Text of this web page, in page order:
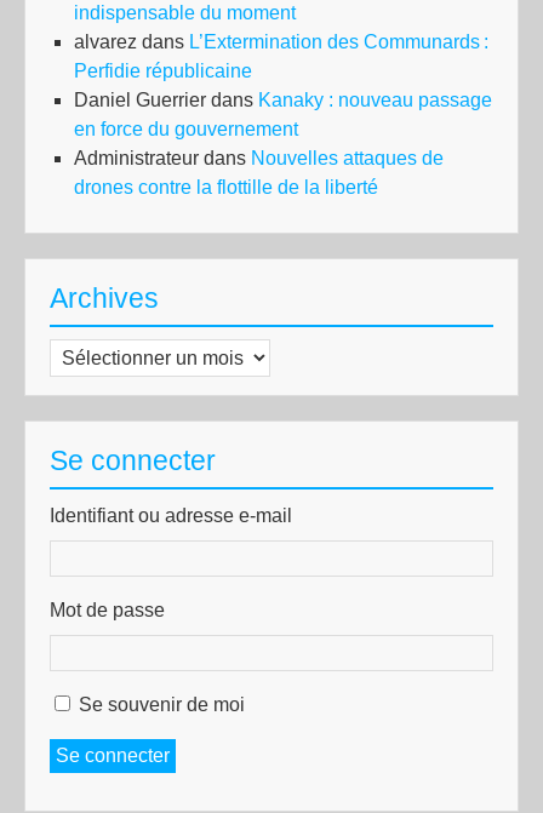
indispensable du moment
alvarez dans L’Extermination des Communards :
Perfidie républicaine
Daniel Guerrier dans Kanaky : nouveau passage
en force du gouvernement
Administrateur dans Nouvelles attaques de
drones contre la flottille de la liberté
Archives
Archives
Se connecter
Identifiant ou adresse e-mail
Mot de passe
Se souvenir de moi
Se connecter